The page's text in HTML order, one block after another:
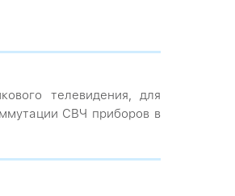
телевидения, для
СВЧ приборов в